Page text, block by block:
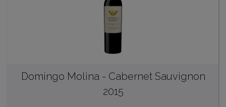
Domingo Molina - Cabernet Sauvignon
2015